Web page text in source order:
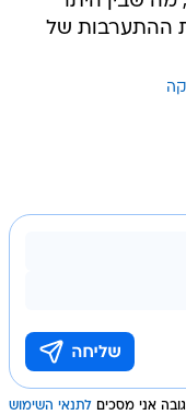
ההתערבות של
אני מסכים לתנאי השימוש